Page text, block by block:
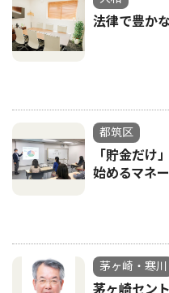
法律で豊か
都筑区
「貯金だけ
始めるマネ
茅ヶ崎・寒川
茅ヶ崎セン